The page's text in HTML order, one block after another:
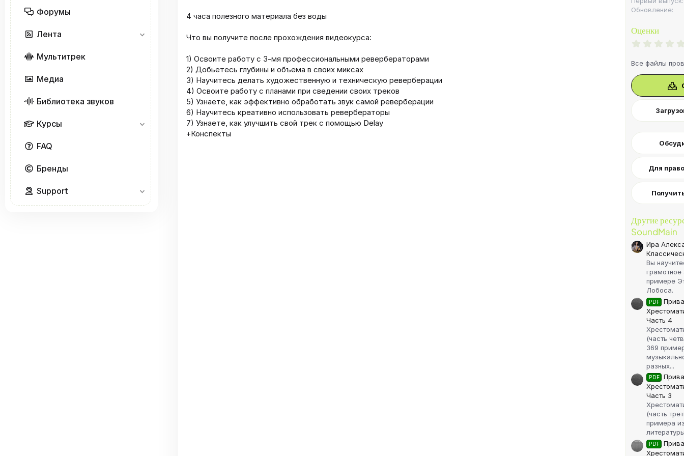
Форумы
Лента
Мультитрек
Медиа
Библиотека звуков
Курсы
FAQ
Бренды
Support
4 часа полезного материала без воды
Что вы получите после прохождения видеокурса:
1) Освоите работу с 3-мя профессиональными ревербераторами
2) Добьетесь глубины и объема в своих миксах
3) Научитесь делать художественную и техническую реверберации
4) Освоите работу с планами при сведении своих треков
5) Узнаете, как эффективно обработать звук самой реверберации
6) Научитесь креативно использовать ревербераторы
7) Узнаете, как улучшить свой трек с помощью Delay
+Конспекты
Обновление
Оценки
Все файлы
Для
Другие
SoundMain
Ира
Вы
примере
Лобоса.
PDF
Часть 4
(часть
369
разных...
PDF
Часть 3
(часть
примера
PDF